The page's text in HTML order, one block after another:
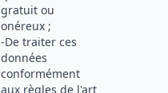
gratuit ou
onéreux ;
-De traiter ces
données
conformément
aux règles de l'art